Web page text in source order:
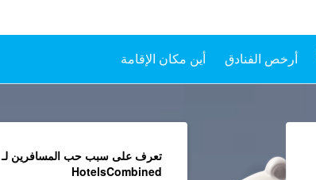
أرخص الفنادق أين مكان الإقامة
تعرف على سبب حب المسافرين لـ
HotelsCombined